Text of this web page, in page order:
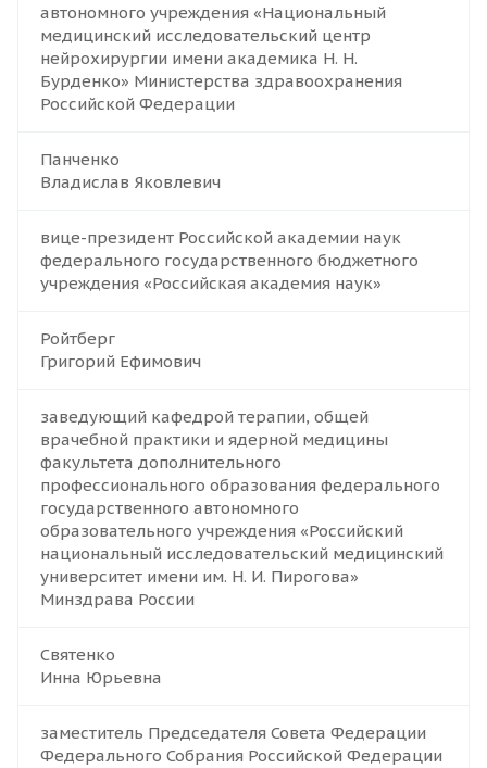
автономного учреждения «Национальный
медицинский исследовательский центр
нейрохирургии имени академика Н. Н.
Бурденко» Министерства здравоохранения
Российской Федерации
Панченко
Владислав Яковлевич
вице-президент Российской академии наук
федерального государственного бюджетного
учреждения «Российская академия наук»
Ройтберг
Григорий Ефимович
заведующий кафедрой терапии, общей
врачебной практики и ядерной медицины
факультета дополнительного
профессионального образования федерального
государственного автономного
образовательного учреждения «Российский
национальный исследовательский медицинский
университет имени им. Н. И. Пирогова»
Минздрава России
Святенко
Инна Юрьевна
заместитель Председателя Совета Федерации
Федерального Собрания Российской Федерации